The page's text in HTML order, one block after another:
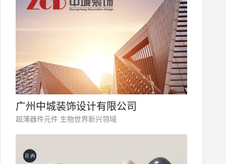
广州中城装饰设计有限公司
超薄器件元件 生物世界新兴领域